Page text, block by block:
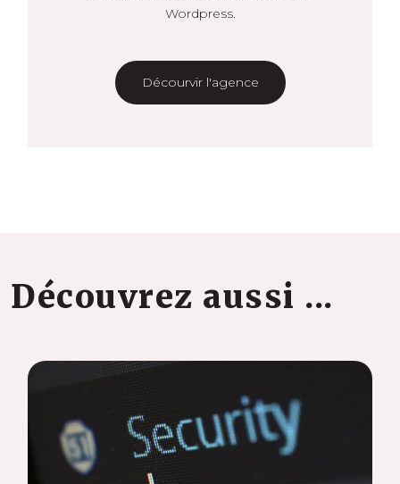
Wordpress.
Décourvir l'agence
Découvrez aussi ...